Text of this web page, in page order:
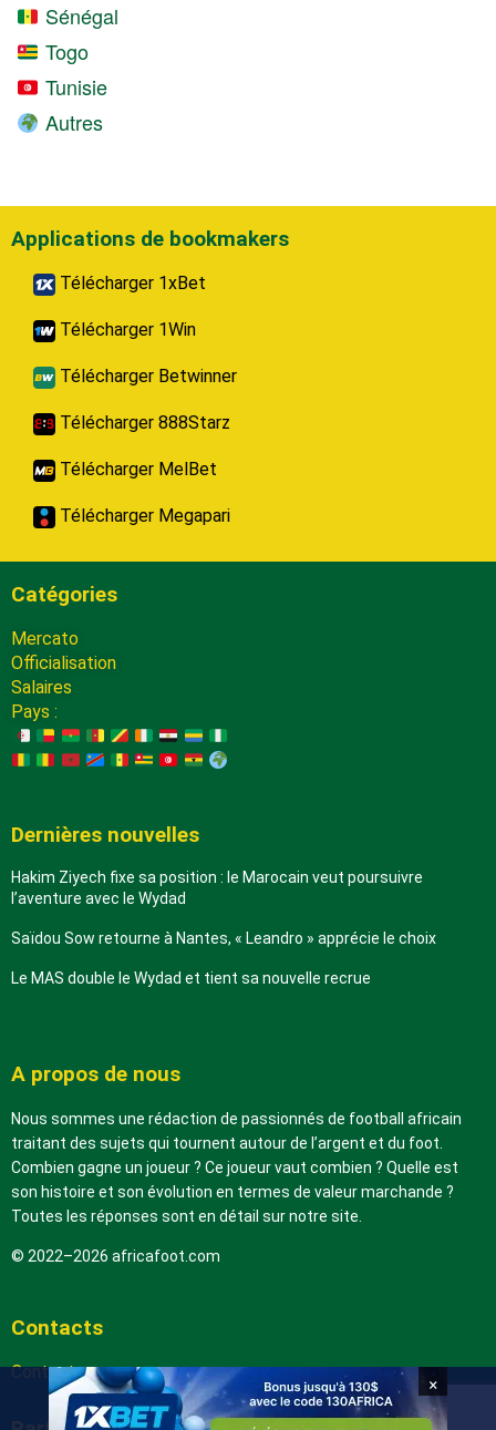
Sénégal
Togo
Tunisie
Autres
Applications de bookmakers
Télécharger 1xBet
Télécharger 1Win
Télécharger Betwinner
Télécharger 888Starz
Télécharger MelBet
Télécharger Megapari
Catégories
Mercato
Officialisation
Salaires
Pays :
Dernières nouvelles
Hakim Ziyech fixe sa position : le Marocain veut poursuivre
l’aventure avec le Wydad
Saïdou Sow retourne à Nantes, « Leandro » apprécie le choix
Le MAS double le Wydad et tient sa nouvelle recrue
A propos de nous
Nous sommes une rédaction de passionnés de football africain
traitant des sujets qui tournent autour de l’argent et du foot.
Combien gagne un joueur ? Ce joueur vaut combien ? Quelle est
son histoire et son évolution en termes de valeur marchande ?
Toutes les réponses sont en détail sur notre site.
© 2022–2026 africafoot.com
Contacts
Contactez-nous ×